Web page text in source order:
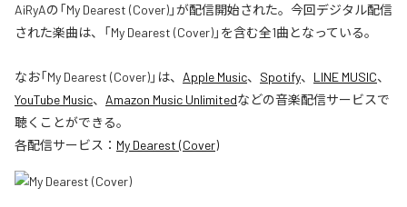
AiRyAの「My Dearest (Cover)」が配信開始された。今回デジタル配信
された楽曲は、「My Dearest (Cover)」を含む全1曲となっている。
なお「My Dearest (Cover)」は、 Apple Music、 Spotify、 LINE MUSIC、
YouTube Music、 Amazon Music Unlimitedなどの音楽配信サービスで
聴くことができる。
各配信サービス： My Dearest (Cover)